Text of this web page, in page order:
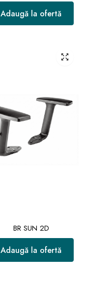
Adaugă la ofertă
BR SUN 2D
Adaugă la ofertă